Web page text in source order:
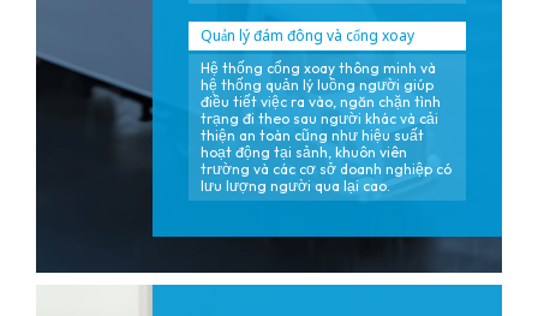
Quản lý đám đông và cổng xoay
Hệ thống cổng xoay thông minh và
hệ thống quản lý luồng người giúp
điều tiết việc ra vào, ngăn chặn tình
trạng đi theo sau người khác và cải
thiện an toàn cũng như hiệu suất
hoạt động tại sảnh, khuôn viên
trường và các cơ sở doanh nghiệp có
lưu lượng người qua lại cao.